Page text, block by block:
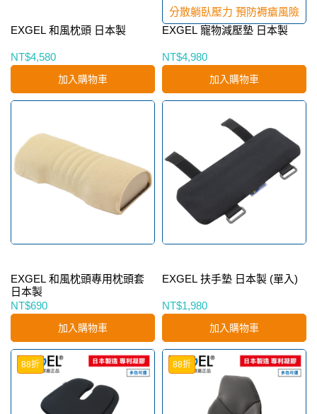
EXGEL 和風枕頭 日本製
NT$4,580
加入購物車
分散躺臥壓力 預防褥瘡風險
EXGEL 寵物減壓墊 日本製
NT$4,980
加入購物車
EXGEL 和風枕頭專用枕頭套
日本製
NT$690
加入購物車
EXGEL 扶手墊 日本製 (單入)
NT$1,980
加入購物車
88折 88折